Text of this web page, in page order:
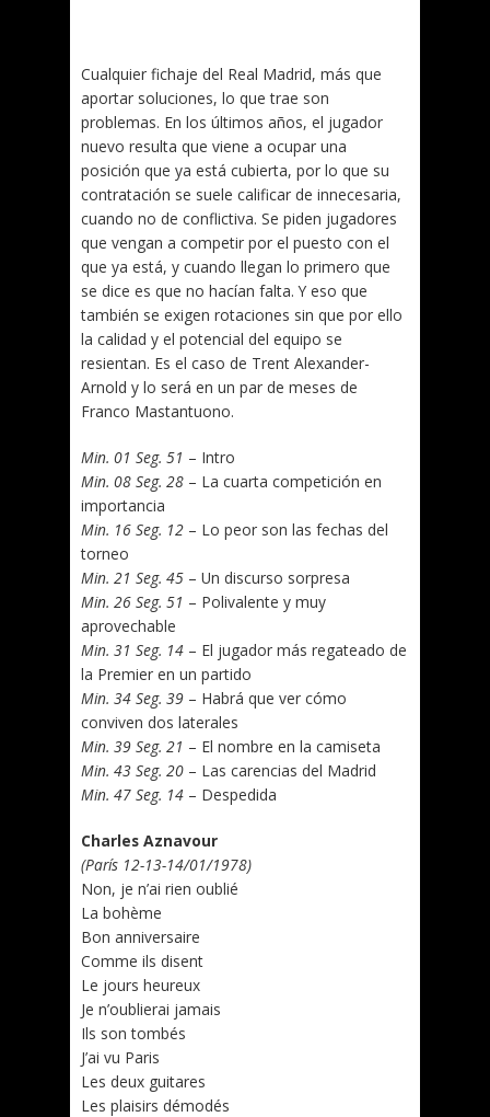
Cualquier fichaje del Real Madrid, más que
aportar soluciones, lo que trae son
problemas. En los últimos años, el jugador
nuevo resulta que viene a ocupar una
posición que ya está cubierta, por lo que su
contratación se suele calificar de innecesaria,
cuando no de conflictiva. Se piden jugadores
que vengan a competir por el puesto con el
que ya está, y cuando llegan lo primero que
se dice es que no hacían falta. Y eso que
también se exigen rotaciones sin que por ello
la calidad y el potencial del equipo se
resientan. Es el caso de Trent Alexander-
Arnold y lo será en un par de meses de
Franco Mastantuono.
Min. 01 Seg. 51 – Intro
Min. 08 Seg. 28 – La cuarta competición en
importancia
Min. 16 Seg. 12 – Lo peor son las fechas del
torneo
Min. 21 Seg. 45 – Un discurso sorpresa
Min. 26 Seg. 51 – Polivalente y muy
aprovechable
Min. 31 Seg. 14 – El jugador más regateado de
la Premier en un partido
Min. 34 Seg. 39 – Habrá que ver cómo
conviven dos laterales
Min. 39 Seg. 21 – El nombre en la camiseta
Min. 43 Seg. 20 – Las carencias del Madrid
Min. 47 Seg. 14 – Despedida
Charles Aznavour
(París 12-13-14/01/1978)
Non, je n’ai rien oublié
La bohème
Bon anniversaire
Comme ils disent
Le jours heureux
Je n’oublierai jamais
Ils son tombés
J’ai vu Paris
Les deux guitares
Les plaisirs démodés